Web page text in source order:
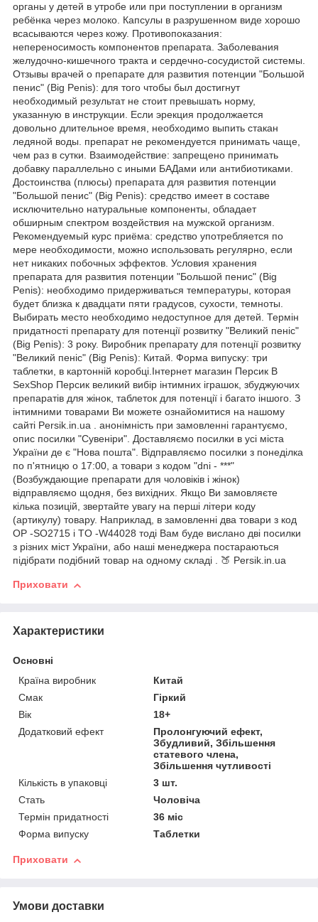
органы у детей в утробе или при поступлении в организм
ребёнка через молоко. Капсулы в разрушенном виде хорошо
всасываются через кожу. Противопоказания:
непереносимость компонентов препарата. Заболевания
желудочно-кишечного тракта и сердечно-сосудистой системы.
Отзывы врачей о препарате для развития потенции "Большой
пенис" (Big Penis): для того чтобы был достигнут
необходимый результат не стоит превышать норму,
указанную в инструкции. Если эрекция продолжается
довольно длительное время, необходимо выпить стакан
ледяной воды. препарат не рекомендуется принимать чаще,
чем раз в сутки. Взаимодействие: запрещено принимать
добавку параллельно с иными БАДами или антибиотиками.
Достоинства (плюсы) препарата для развития потенции
"Большой пенис" (Big Penis): средство имеет в составе
исключительно натуральные компоненты, обладает
обширным спектром воздействия на мужской организм.
Рекомендуемый курс приёма: средство употребляется по
мере необходимости, можно использовать регулярно, если
нет никаких побочных эффектов. Условия хранения
препарата для развития потенции "Большой пенис" (Big
Penis): необходимо придерживаться температуры, которая
будет близка к двадцати пяти градусов, сухости, темноты.
Выбирать место необходимо недоступное для детей. Термін
придатності препарату для потенції розвитку "Великий пеніс"
(Big Penis): 3 року. Виробник препарату для потенції розвитку
"Великий пеніс" (Big Penis): Китай. Форма випуску: три
таблетки, в картонній коробці.Інтернет магазин Персик В
SexShop Персик великий вибір інтимних іграшок, збуджуючих
препаратів для жінок, таблеток для потенції і багато іншого. З
інтимними товарами Ви можете ознайомитися на нашому
сайті Persik.in.ua . анонімність при замовленні гарантуємо,
опис посилки "Сувеніри". Доставляємо посилки в усі міста
України де є "Нова пошта". Відправляємо посилки з понеділка
по п'ятницю о 17:00, а товари з кодом "dni - ***"
(Возбуждающие препарати для чоловіків і жінок)
відправляємо щодня, без вихідних. Якщо Ви замовляєте
кілька позицій, звертайте увагу на перші літери коду
(артикулу) товару. Наприклад, в замовленні два товари з код
OP -SO2715 і TO -W44028 тоді Вам буде вислано дві посилки
з різних міст України, або наші менеджера постараються
підібрати подібний товар на одному складі . 🍑 Persik.in.ua
Приховати
Характеристики
Основні
Країна виробник
Китай
Смак
Гіркий
Вік
18+
Додатковий ефект
Пролонгуючий ефект,
Збудливий, Збільшення
статевого члена,
Збільшення чутливості
Кількість в упаковці
3 шт.
Стать
Чоловіча
Термін придатності
36 міс
Форма випуску
Таблетки
Приховати
Умови доставки